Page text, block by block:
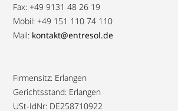
Fax: +49 9131 48 26 19
Mobil: +49 151 110 74 110
Mail: kontakt@entresol.de
Firmensitz: Erlangen
Gerichtsstand: Erlangen
USt-IdNr: DE258710922